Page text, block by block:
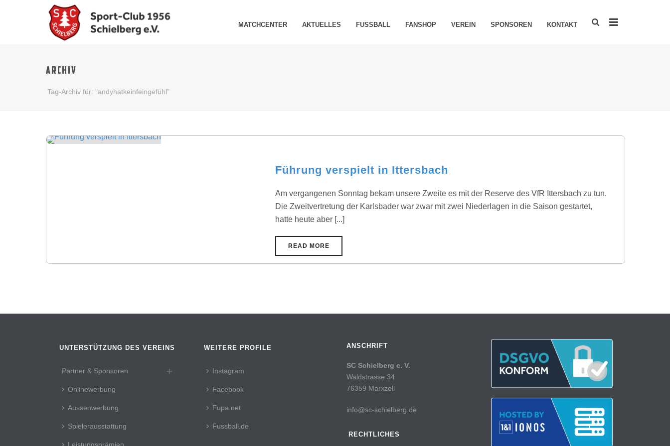
MATCHCENTER AKTUELLES FUSSBALL FANSHOP VEREIN SPONSOREN KONTAKT
ARCHIV
Tag-Archiv für: "andyhatkeinfeingefühl"
Führung verspielt in Ittersbach
Am vergangenen Sonntag bekam unsere Zweite es mit der Reserve des VfR Ittersbach zu tun.
Die Zweitvertretung der Karlsbader war zwar mit zwei Niederlagen in die Saison gestartet,
hatte heute aber [...]
READ MORE
UNTERSTÜTZUNG DES VEREINS
Partner & Sponsoren
Onlinewerbung
Aussenwerbung
Spielerausstattung
WEITERE PROFILE
Instagram
Facebook
Fupa.net
Fussball.de
ANSCHRIFT
SC Schielberg e. V.
Waldstrasse 34
76359 Marxzell
info@sc-schielberg.de
RECHTLICHES